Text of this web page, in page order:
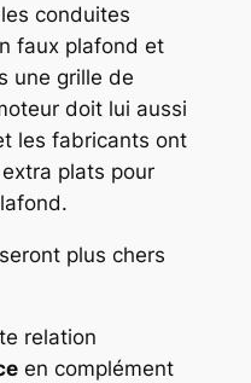
conduites
faux plafond et
une grille de
doit lui aussi
les fabricants ont
plats pour
plus chers
relation
en complément